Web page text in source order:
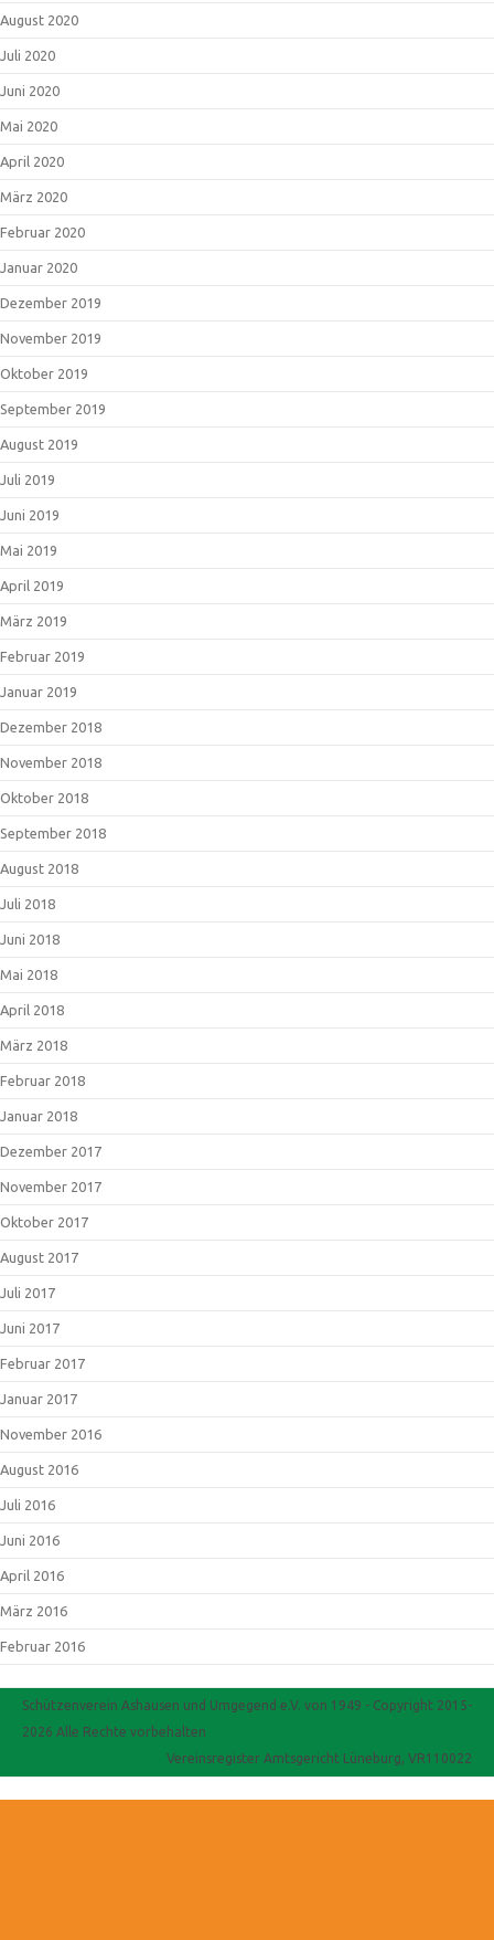
August 2020
Juli 2020
Juni 2020
Mai 2020
April 2020
März 2020
Februar 2020
Januar 2020
Dezember 2019
November 2019
Oktober 2019
September 2019
August 2019
Juli 2019
Juni 2019
Mai 2019
April 2019
März 2019
Februar 2019
Januar 2019
Dezember 2018
November 2018
Oktober 2018
September 2018
August 2018
Juli 2018
Juni 2018
Mai 2018
April 2018
März 2018
Februar 2018
Januar 2018
Dezember 2017
November 2017
Oktober 2017
August 2017
Juli 2017
Juni 2017
Februar 2017
Januar 2017
November 2016
August 2016
Juli 2016
Juni 2016
April 2016
März 2016
Februar 2016
Schützenverein Ashausen und Umgegend e.V. von 1949 - Copyright 2015-
2026 Alle Rechte vorbehalten
Vereinsregister Amtsgericht Lüneburg, VR110022